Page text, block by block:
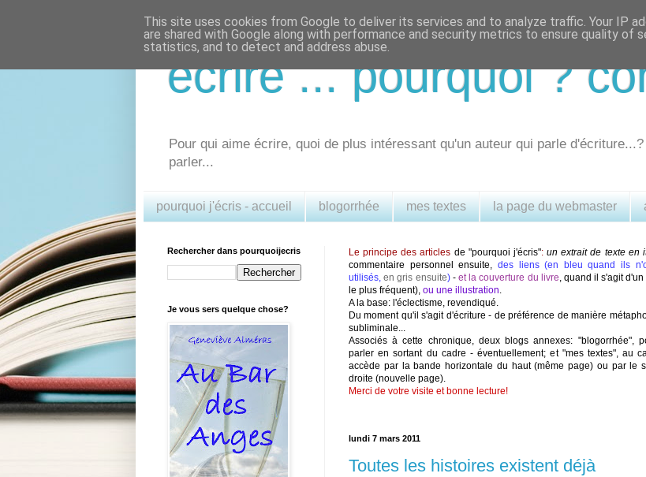
écrire ... pourquoi ?
Pour qui aime écrire, quoi de plus intéressant qu'un auteur qui parle
parler...
pourquoi j'écris - accueil blogorrhée mes textes la page du webmaster
Le principe des articles de "pourquoi j'écris": un extrait de texte en
commentaire personnel ensuite, des liens (en bleu quand ils
utilisés,en gris ensuite)- et la couverture du livre , quand il s'agit
le plus fréquent), ou une illustration
A la base: l'éclectisme, revendiqué.
Du moment qu'il s'agit d'écriture - de préférence de manière
subliminale...
Associés à cette chronique, deux blogs annexes: "blogorrhée",
parler en sortant du cadre - éventuellement; et "mes textes", au
accède par la bande horizontale du haut (même page) ou par le
droite (nouvelle page).
Merci de votre visite et bonne lecture!
lundi 7 mars 2011
Toutes les histoires existent déjà
Rechercher dans pourquoijecris
Je vous sers quelque chose?
This site uses cookies from Google to deliver its services and to analyze traffic. Your IP
are shared with Google along with performance and security metrics to ensure quality of
statistics, and to detect and address abuse.